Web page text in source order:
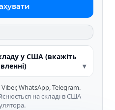
у США (вкажіть
WhatsApp, Telegram.
на складі в США